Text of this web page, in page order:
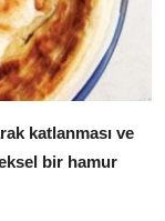
katlanması ve
bir hamur